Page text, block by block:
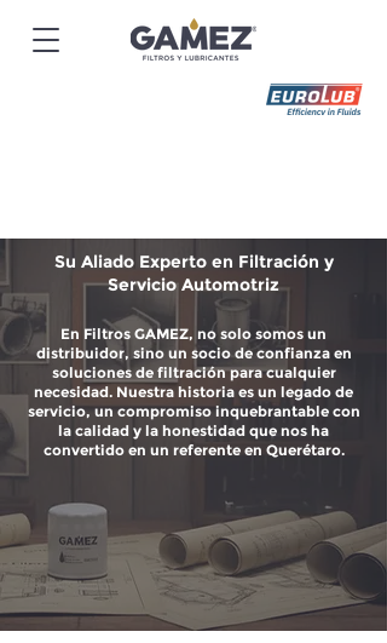
Su Aliado Experto en Filtración y
Servicio Automotriz
En Filtros GAMEZ, no solo somos un
distribuidor, sino un socio de confianza en
soluciones de filtración para cualquier
necesidad. Nuestra historia es un legado de
servicio, un compromiso inquebrantable con
la calidad y la honestidad que nos ha
convertido en un referente en Querétaro.